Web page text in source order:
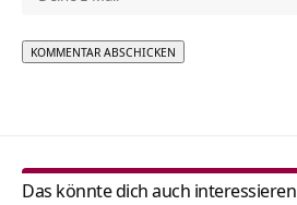
Das könnte dich auch interessieren